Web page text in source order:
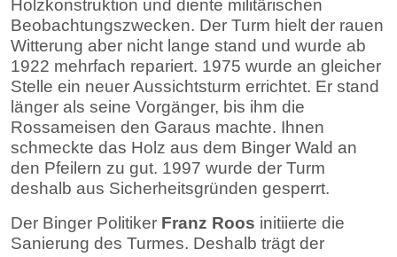
Holzkonstruktion und diente militärischen
Beobachtungszwecken. Der Turm hielt der rauen
Witterung aber nicht lange stand und wurde ab
1922 mehrfach repariert. 1975 wurde an gleicher
Stelle ein neuer Aussichtsturm errichtet. Er stand
länger als seine Vorgänger, bis ihm die
Rossameisen den Garaus machte. Ihnen
schmeckte das Holz aus dem Binger Wald an
den Pfeilern zu gut. 1997 wurde der Turm
deshalb aus Sicherheitsgründen gesperrt.
Der Binger Politiker Franz Roos initiierte die
Sanierung des Turmes. Deshalb trägt der